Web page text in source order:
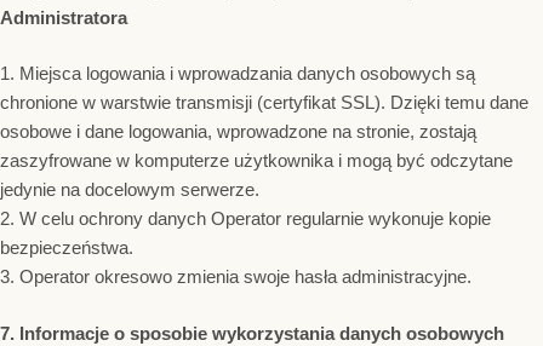
Administratora
1. Miejsca logowania i wprowadzania danych osobowych są
chronione w warstwie transmisji (certyfikat SSL). Dzięki temu dane
osobowe i dane logowania, wprowadzone na stronie, zostają
zaszyfrowane w komputerze użytkownika i mogą być odczytane
jedynie na docelowym serwerze.
2. W celu ochrony danych Operator regularnie wykonuje kopie
bezpieczeństwa.
3. Operator okresowo zmienia swoje hasła administracyjne.
7. Informacje o sposobie wykorzystania danych osobowych